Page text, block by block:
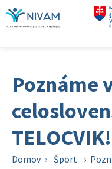
Poznáme
TELOCVIK!
Domov › Šport ›